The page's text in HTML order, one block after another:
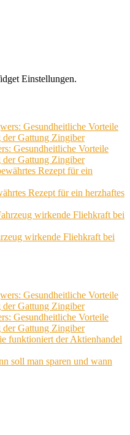
Einstellungen.
Gesundheitliche Vorteile
Gattung Zingiber
Rezept für ein herzhaftes
wirkende Fliehkraft bei
Gesundheitliche Vorteile
Gattung Zingiber
funktioniert der Aktienhandel
soll man sparen und wann